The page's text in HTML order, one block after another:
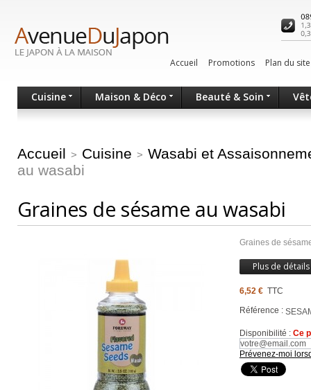
Accueil Promotions Plan du site
Cuisine Maison & Déco Beauté & Soin
Accueil > Cuisine > Wasabi et
au wasabi
Graines de sésame au wasabi
Graines de
Plus de détails
6,52 € TTC
Référence :
Disponibilité : Ce
Prévenez-moi